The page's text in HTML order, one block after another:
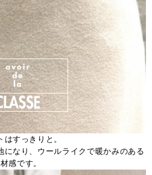
はすっきりと。
になり、ウールライクで暖かみのある
感です。